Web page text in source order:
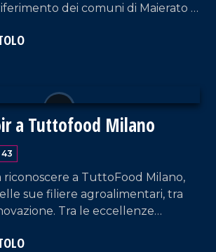
dei comuni di Maierato e
naturalistica, caratterizzata da una
a Tuttofood Milano
riconoscere a TuttoFood Milano,
sue filiere agroalimentari, tra
Tra le eccellenze
noto per la bibita al